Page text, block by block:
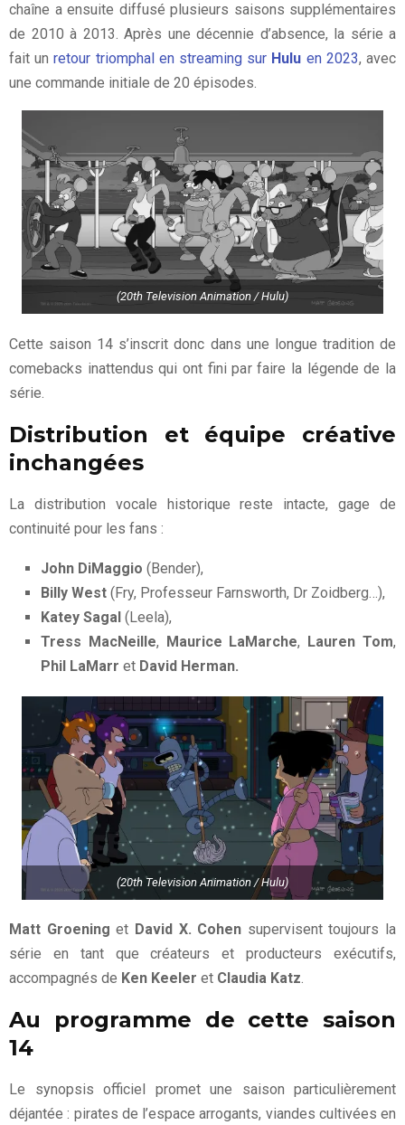
chaîne a ensuite diffusé plusieurs saisons supplémentaires
de 2010 à 2013. Après une décennie d’absence, la série a
fait unretour triomphal en streaming sur Hulu en 2023, avec
une commande initiale de 20 épisodes.
(20th Television Animation / Hulu)
Cette saison 14 s’inscrit donc dans une longue tradition de
comebacks inattendus qui ont fini par faire la légende de la
série.
Distribution et équipe créative
inchangées
La distribution vocale historique reste intacte, gage de
continuité pour les fans :
John DiMaggio (Bender),
Billy West (Fry, Professeur Farnsworth, Dr Zoidberg…),
Katey Sagal (Leela),
Tress MacNeille, Maurice LaMarche, Lauren Tom,
Phil LaMarr et David Herman.
(20th Television Animation / Hulu)
Matt Groening et David X. Cohen supervisent toujours la
série en tant que créateurs et producteurs exécutifs,
accompagnés de Ken Keeler et Claudia Katz.
Au programme de cette saison
14
Le synopsis officiel promet une saison particulièrement
déjantée : pirates de l’espace arrogants, viandes cultivées en